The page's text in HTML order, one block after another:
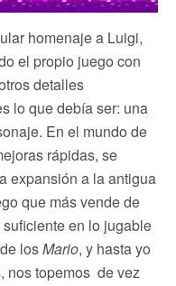
homenaje a Luigi,
el propio juego con
detalles
lo que debía ser: una
En el mundo de
rápidas, se
expansión a la antigua
que más vende de
en lo jugable
losMario, y hasta yo
nos topemos de vez